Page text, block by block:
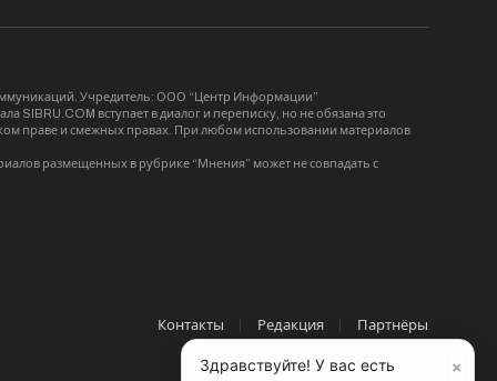
Учредитель: ООО “Центр Информации”
SIBRU.COM вступает в диалог и переписку, но не обязана это
праве и смежных правах. При любом использовании материалов
размещенных в рубрике “Мнения” может не совпадать с
Контакты Редакция Партнёры
×
Здравствуйте! У вас есть